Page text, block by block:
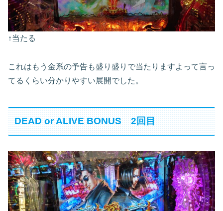
↑当たる
これはもう金系の予告も盛り盛りで当たりますよって言っ
てるくらい分かりやすい展開でした。
DEAD or ALIVE BONUS 2回目